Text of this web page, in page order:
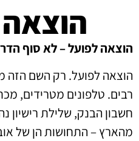
הוצאה לפועל – לא סוף
הוצאה לפועל. רק השם הזה
רבים. טלפונים מטרידים,
חשבון הבנק, שלילת רישיון
מהארץ – התחושות הן של